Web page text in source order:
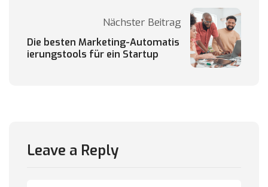
Nächster Beitrag
Die besten Marketing-Automatis
ierungstools für ein Startup
Leave a Reply